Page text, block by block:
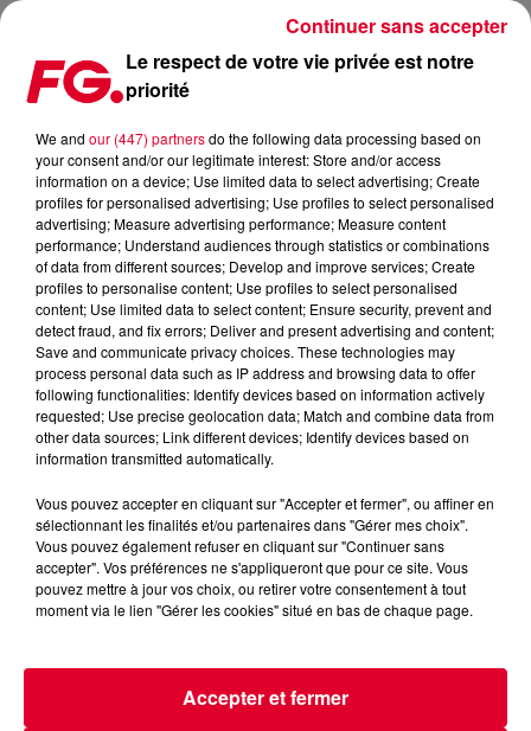
ETIENNE DE CRÉCY: LE CLIP DE YOU
Publié : 3 avril 2015 à 8h06 par La rédaction
Le producteur français a récemment sorti son nouvel album
la vidéo du morceau a été dévoilée. Un clip très nineties…
Le respect de votre vie privée est notre
priorité
We and our (447) partnersdo the following data processing based on
your consent and/or our legitimate interest: Store and/or access
information on a device; Use limited data to select advertising; Create
profiles for personalised advertising; Use profiles to select personalised
advertising; Measure advertising performance; Measure content
performance; Understand audiences through statistics or combinations
of data from different sources; Develop and improve services; Create
profiles to personalise content; Use profiles to select personalised
content; Use limited data to select content; Ensure security, prevent and
detect fraud, and fix errors; Deliver and present advertising and content;
Save and communicate privacy choices. These technologies may
process personal data such as IP address and browsing data to offer
following functionalities: Identify devices based on information actively
requested; Use precise geolocation data; Match and combine data from
other data sources; Link different devices; Identify devices based on
information transmitted automatically.
Vous pouvez accepter en cliquant sur "Accepter et fermer", ou affiner en
sélectionnant les finalités et/ou partenaires dans "Gérer mes choix".
Vous pouvez également refuser en cliquant sur "Continuer sans
accepter". Vos préférences ne s'appliqueront que pour ce site. Vous
pouvez mettre à jour vos choix, ou retirer votre consentement à tout
moment via le lien "Gérer les cookies" situé en bas de chaque page.
Accepter et fermer
Continuer sans accepter